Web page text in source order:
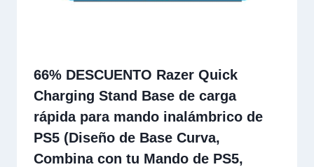
66% DESCUENTO Razer Quick
Charging Stand Base de carga
rápida para mando inalámbrico de
PS5 (Diseño de Base Curva,
Combina con tu Mando de PS5,